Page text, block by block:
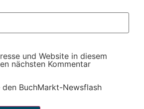
und Website in diesem
nächsten Kommentar
BuchMarkt-Newsflash